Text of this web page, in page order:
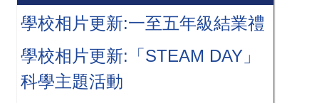
學校相片更新:一至五年級結業禮
學校相片更新:「STEAM DAY」
科學主題活動